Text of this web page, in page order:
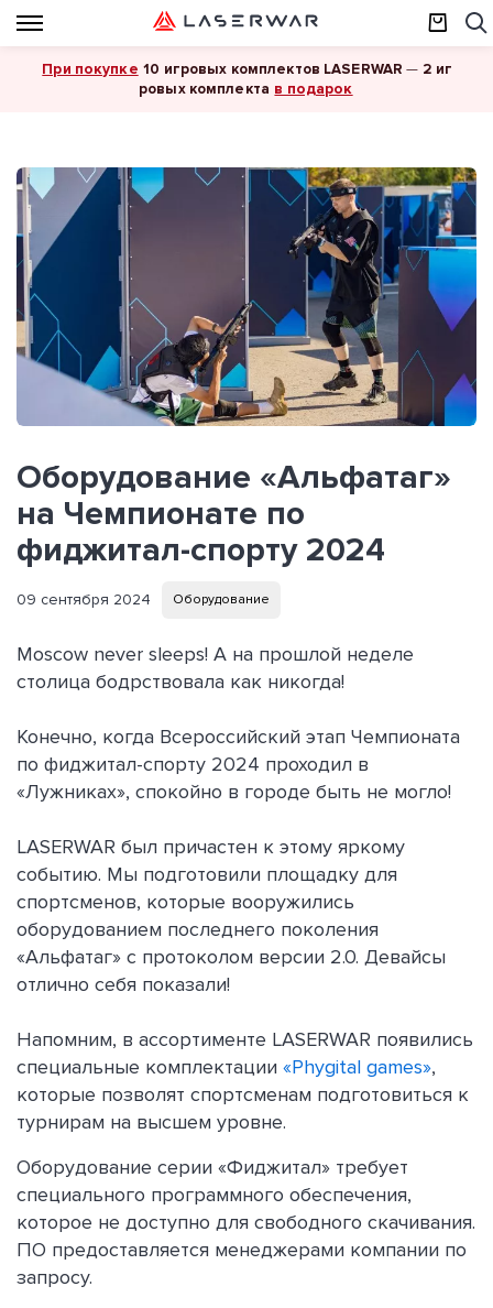
При покупке 10 игровых комплектов LASERWAR — 2 иг
ровых комплекта в подарок
Оборудование «Альфатаг»
на Чемпионате по
фиджитал-спорту 2024
09 сентября 2024 Оборудование
Moscow never sleeps! А на прошлой неделе
столица бодрствовала как никогда!
Конечно, когда Всероссийский этап Чемпионата
по фиджитал-спорту 2024 проходил в
«Лужниках», спокойно в городе быть не могло!
LASERWAR был причастен к этому яркому
событию. Мы подготовили площадку для
спортсменов, которые вооружились
оборудованием последнего поколения
«Альфатаг» с протоколом версии 2.0. Девайсы
отлично себя показали!
Напомним, в ассортименте LASERWAR появились
специальные комплектации «Phygital games»,
которые позволят спортсменам подготовиться к
турнирам на высшем уровне.
Оборудование серии «Фиджитал» требует
специального программного обеспечения,
которое не доступно для свободного скачивания.
ПО предоставляется менеджерами компании по
запросу.